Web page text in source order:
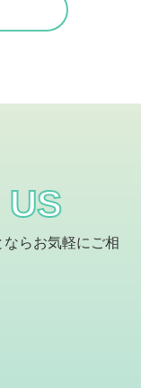
US
らお気軽にご相